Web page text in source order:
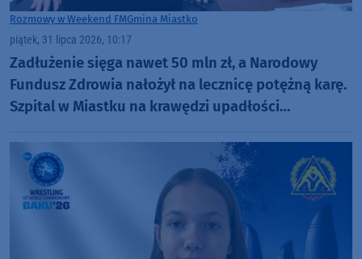
Rozmowy w Weekend FMGmina Miastko
piątek, 31 lipca 2026, 10:17
Zadłużenie sięga nawet 50 mln zł, a Narodowy
Fundusz Zdrowia nałożył na lecznicę potężną karę.
Szpital w Miastku na krawędzi upadłości